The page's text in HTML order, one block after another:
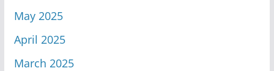
May 2025
April 2025
March 2025